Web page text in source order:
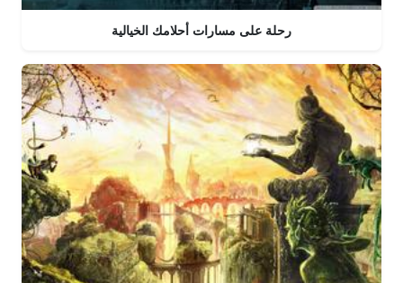
رحلة على مسارات أحلامك الخيالية